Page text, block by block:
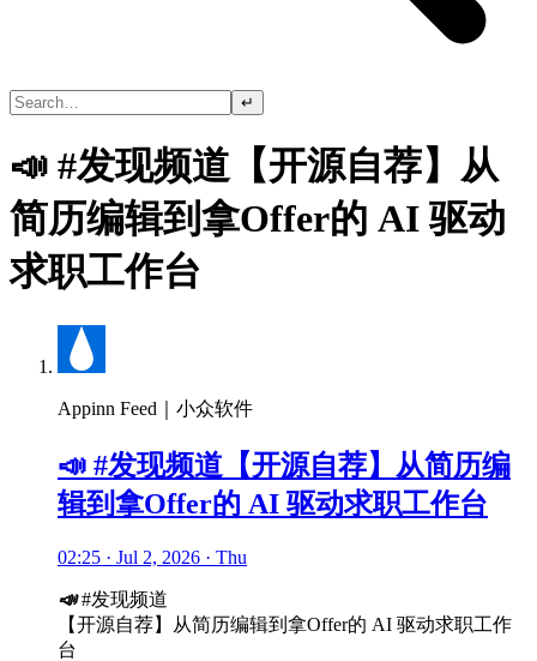
↵
📣 #发现频道【开源自荐】从
简历编辑到拿Offer的 AI 驱动
求职工作台
Appinn Feed｜小众软件
📣 #发现频道【开源自荐】从简历编
辑到拿Offer的 AI 驱动求职工作台
02:25 · Jul 2, 2026 · Thu
📣#发现频道
【开源自荐】从简历编辑到拿Offer的 AI 驱动求职工作
台